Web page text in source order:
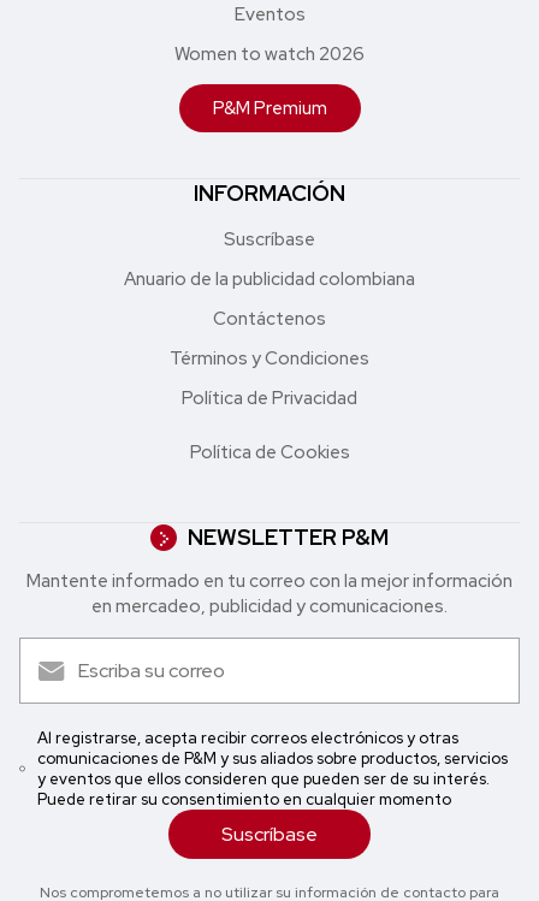
Eventos
Women to watch 2026
P&M Premium
INFORMACIÓN
Suscríbase
Anuario de la publicidad colombiana
Contáctenos
Términos y Condiciones
Política de Privacidad
Política de Cookies
NEWSLETTER P&M
Mantente informado en tu correo con la mejor in formación
en mercadeo, publicidad y comunicaciones.
Al registrarse, acepta recibir correos electrónicos y otras
comunicaciones de P&M y sus aliados sobre productos, servicios
y eventos que ellos consideren que pueden ser de su interés.
Puede retirar su consentimiento en cualquier momento
Suscríbase
Nos comprometemos a no utilizar su información de contacto para